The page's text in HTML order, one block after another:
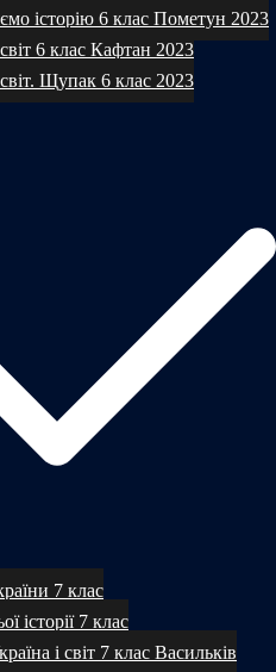
історію 6 клас Пометун 2023
6 клас Кафтан 2023
Щупак 6 клас 2023
7 клас
історії 7 клас
і світ 7 клас Васильків